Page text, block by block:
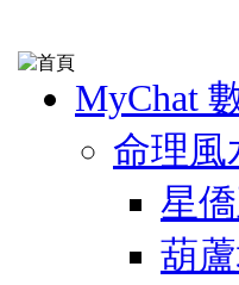
MyChat
命理風
星
葫